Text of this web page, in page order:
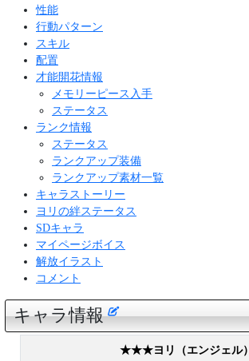
性能
行動パターン
スキル
配置
才能開花情報
メモリーピース入手
ステータス
ランク情報
ステータス
ランクアップ装備
ランクアップ素材一覧
キャラストーリー
ヨリの絆ステータス
SDキャラ
マイページボイス
解放イラスト
コメント
キャラ情報
★★★ヨリ（エンジェル）